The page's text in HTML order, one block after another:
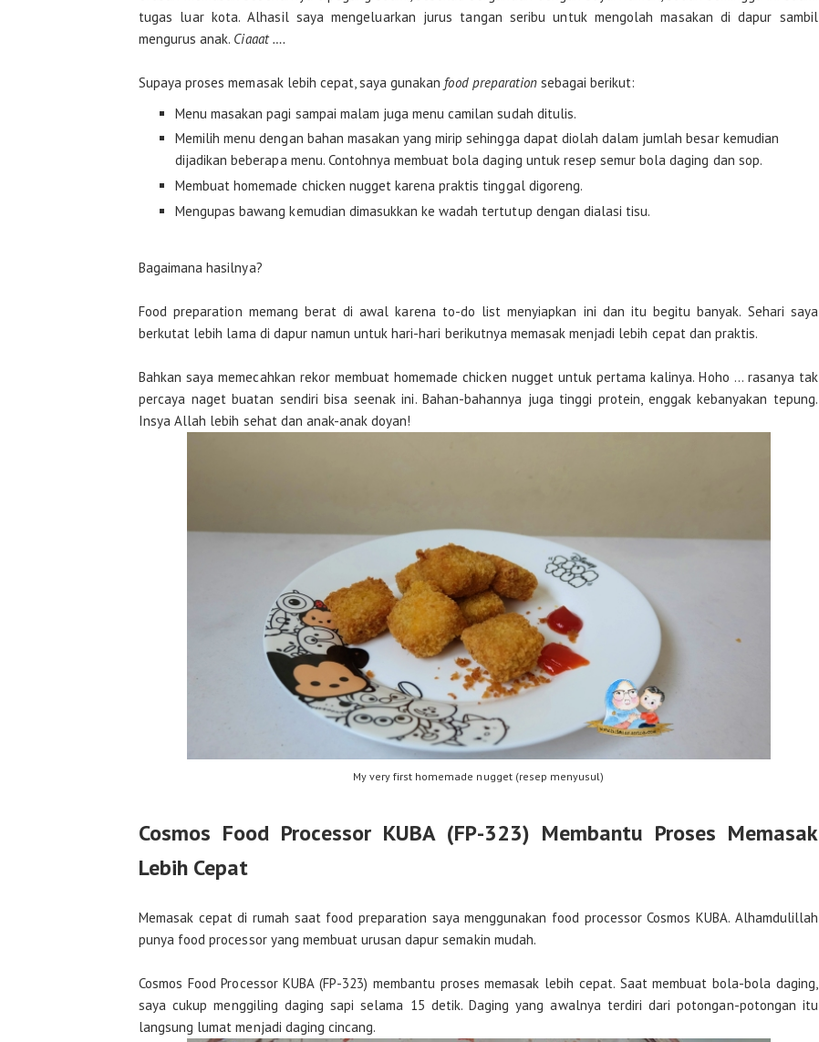
tugas luar kota. Alhasil saya mengeluarkan jurus tangan seribu untuk mengolah masakan di dapur sambil
mengurus anak. Ciaaat ….
Supaya proses memasak lebih cepat, saya gunakan food preparationsebagai berikut:
Menu masakan pagi sampai malam juga menu camilan sudah ditulis.
Memilih menu dengan bahan masakan yang mirip sehingga dapat diolah dalam jumlah besar kemudian
dijadikan beberapa menu. Contohnya membuat bola daging untuk resep semur bola daging dan sop.
Membuat homemade chicken nugget karena praktis tinggal digoreng.
Mengupas bawang kemudian dimasukkan ke wadah tertutup dengan dialasi tisu.
Bagaimana hasilnya?
Food preparation memang berat di awal karena to-do list menyiapkan ini dan itu begitu banyak. Sehari saya
berkutat lebih lama di dapur namun untuk hari-hari berikutnya memasak menjadi lebih cepat dan praktis.
Bahkan saya memecahkan rekor membuat homemade chicken nugget untuk pertama kalinya. Hoho … rasanya tak
percaya naget buatan sendiri bisa seenak ini. Bahan-bahannya juga tinggi protein, enggak kebanyakan tepung.
Insya Allah lebih sehat dan anak-anak doyan!
My very first homemade nugget (resep menyusul)
Cosmos Food Processor KUBA (FP-323) Membantu Proses Memasak
Lebih Cepat
Memasak cepat di rumah saat food preparation saya menggunakan food processor Cosmos KUBA. Alhamdulillah
punya food processor yang membuat urusan dapur semakin mudah.
Cosmos Food Processor KUBA (FP-323) membantu proses memasak lebih cepat. Saat membuat bola-bola daging,
saya cukup menggiling daging sapi selama 15 detik. Daging yang awalnya terdiri dari potongan-potongan itu
langsung lumat menjadi daging cincang.